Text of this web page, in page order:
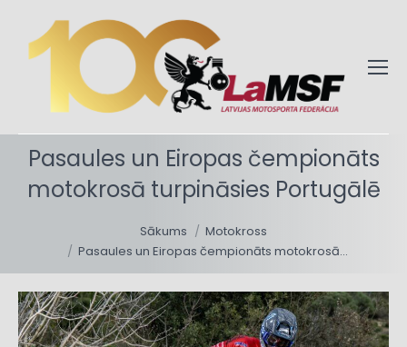
Pasaules un Eiropas čempionāts
motokrosā turpināsies Portugālē
Sākums
Motokross
Pasaules un Eiropas čempionāts motokrosā…